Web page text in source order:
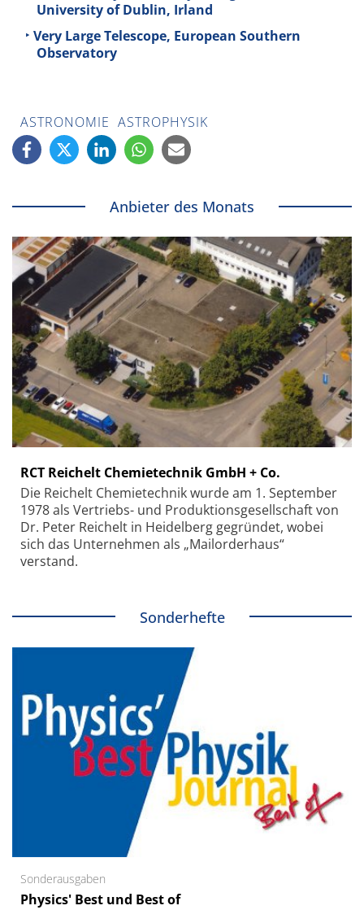
University of Dublin, Irland
Very Large Telescope, European Southern
Observatory
ASTRONOMIE ASTROPHYSIK
Anbieter des Monats
RCT Reichelt Chemietechnik GmbH + Co.
Die Reichelt Chemietechnik wurde am 1. September
1978 als Vertriebs- und Produktionsgesellschaft von
Dr. Peter Reichelt in Heidelberg gegründet, wobei
sich das Unternehmen als „Mailorderhaus“
verstand.
Sonderhefte
Sonderausgaben
Physics' Best und Best of